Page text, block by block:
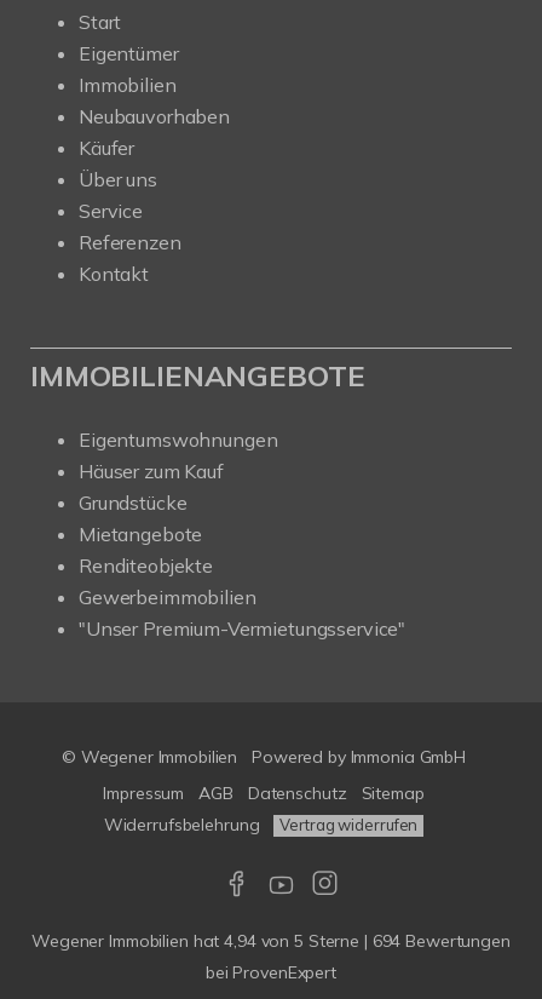
Start
Eigentümer
Immobilien
Neubauvorhaben
Käufer
Über uns
Service
Referenzen
Kontakt
IMMOBILIENANGEBOTE
Eigentumswohnungen
Häuser zum Kauf
Grundstücke
Mietangebote
Renditeobjekte
Gewerbeimmobilien
"Unser Premium-Vermietungsservice"
© Wegener Immobilien Powered by Immonia GmbH
Impressum
AGB Datenschutz
Sitemap
Widerrufsbelehrung
Vertrag widerrufen
Wegener Immobilien hat4,94von5 Sterne | 694 Bewertungen
bei ProvenExpert